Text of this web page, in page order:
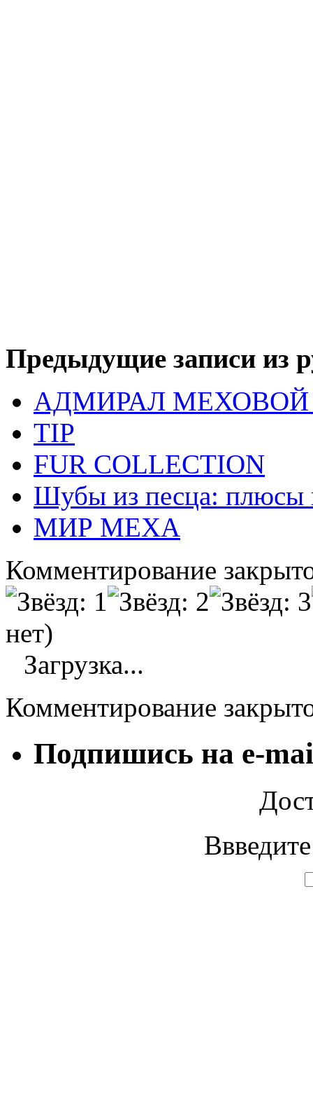
Предыдущие записи из
АДМИРАЛ МЕХОВОЙ
TIP
FUR COLLECTION
Шубы из песца: плюсы
МИР МЕХА
Комментирование
нет)
Загрузка...
Комментирование
Подпишись на e-